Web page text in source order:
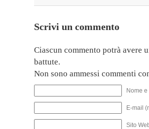
Scrivi un commento
Ciascun commento potrà avere
battute.
Non sono ammessi commenti
Nome
E-mail
Sito